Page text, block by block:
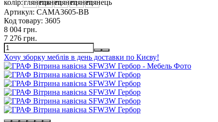
колір:
Артикул: CAMA3605-BB
Код товару: 3605
8 004 грн.
7 276 грн.
Хочу зборку меблів в день доставки по Києву!